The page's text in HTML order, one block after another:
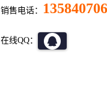
销售电话：
在线QQ：